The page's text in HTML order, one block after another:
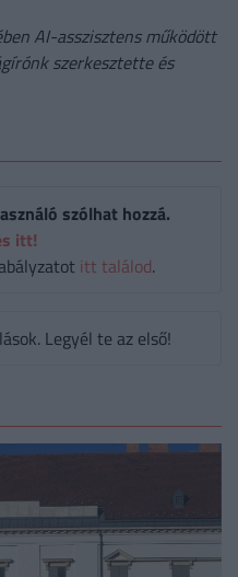
AI-asszisztens működött
szerkesztette és
szólhat hozzá.
itt!
itt találod.
Legyél te az első!